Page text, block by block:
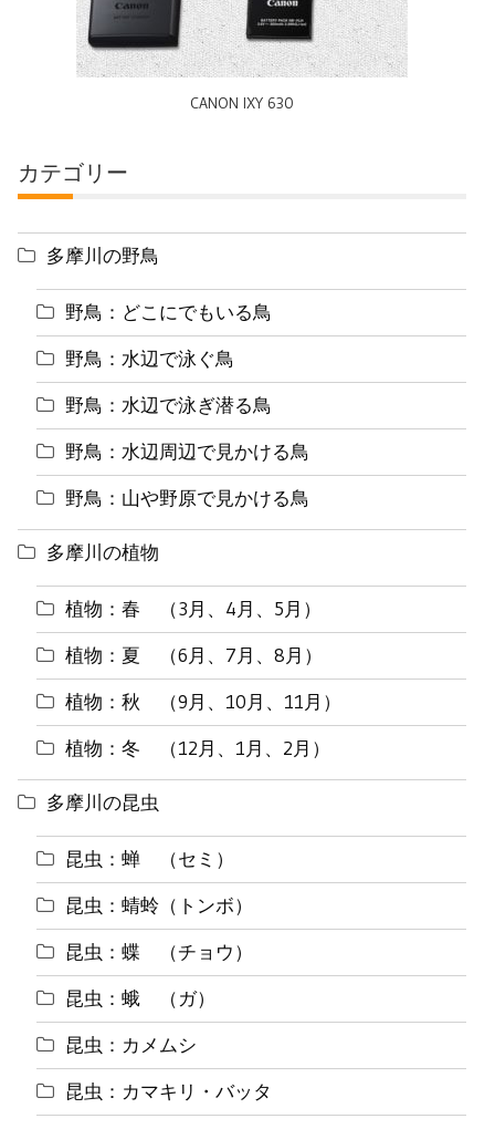
CANON IXY 630
カテゴリー
多摩川の野鳥
野鳥：どこにでもいる鳥
野鳥：水辺で泳ぐ鳥
野鳥：水辺で泳ぎ潜る鳥
野鳥：水辺周辺で見かける鳥
野鳥：山や野原で見かける鳥
多摩川の植物
植物：春 （3月、4月、5月）
植物：夏 （6月、7月、8月）
植物：秋 （9月、10月、11月）
植物：冬 （12月、1月、2月）
多摩川の昆虫
昆虫：蝉 （セミ）
昆虫：蜻蛉（トンボ）
昆虫：蝶 （チョウ）
昆虫：蛾 （ガ）
昆虫：カメムシ
昆虫：カマキリ・バッタ